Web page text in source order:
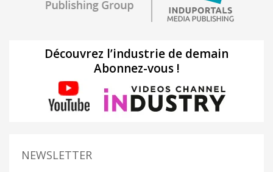
Découvrez l’industrie de demain
Abonnez-vous !
NEWSLETTER